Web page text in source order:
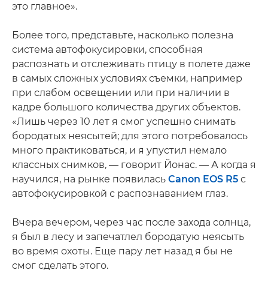
это главное».
Более того, представьте, насколько полезна
система автофокусировки, способная
распознать и отслеживать птицу в полете даже
в самых сложных условиях съемки, например
при слабом освещении или при наличии в
кадре большого количества других объектов.
«Лишь через 10 лет я смог успешно снимать
бородатых неясытей; для этого потребовалось
много практиковаться, и я упустил немало
классных снимков, — говорит Йонас. — А когда я
научился, на рынке появилась Canon EOS R5 с
автофокусировкой с распознаванием глаз.
Вчера вечером, через час после захода солнца,
я был в лесу и запечатлел бородатую неясыть
во время охоты. Еще пару лет назад я бы не
смог сделать этого.